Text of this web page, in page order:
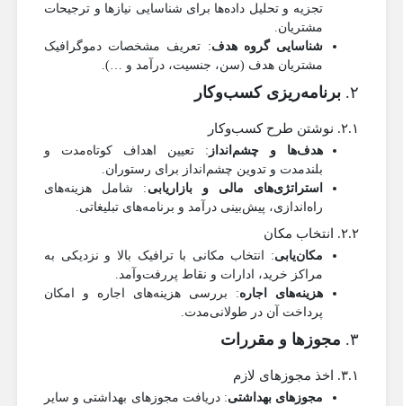
تجزیه و تحلیل داده‌ها برای شناسایی نیازها و ترجیحات
مشتریان.
شناسایی گروه هدف: تعریف مشخصات دموگرافیک
مشتریان هدف (سن، جنسیت، درآمد و …).
۲. برنامه‌ریزی کسب‌وکار
۲.۱. نوشتن طرح کسب‌وکار
هدف‌ها و چشم‌انداز: تعیین اهداف کوتاه‌مدت و
بلندمدت و تدوین چشم‌انداز برای رستوران.
استراتژی‌های مالی و بازاریابی : شامل هزینه‌های
راه‌اندازی، پیش‌بینی درآمد و برنامه‌های تبلیغاتی.
۲.۲. انتخاب مکان
مکان‌یابی : انتخاب مکانی با ترافیک بالا و نزدیکی به
مراکز خرید، ادارات و نقاط پررفت‌وآمد.
هزینه‌های اجاره: بررسی هزینه‌های اجاره و امکان
پرداخت آن در طولانی‌مدت.
۳. مجوزها و مقررات
۳.۱. اخذ مجوزهای لازم
مجوزهای بهداشتی : دریافت مجوزهای بهداشتی و سایر